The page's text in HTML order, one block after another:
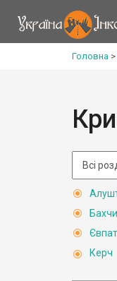
Головна >
Керч